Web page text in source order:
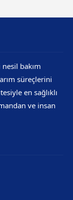
bakım
süreçlerini
en sağlıklı
ve insan